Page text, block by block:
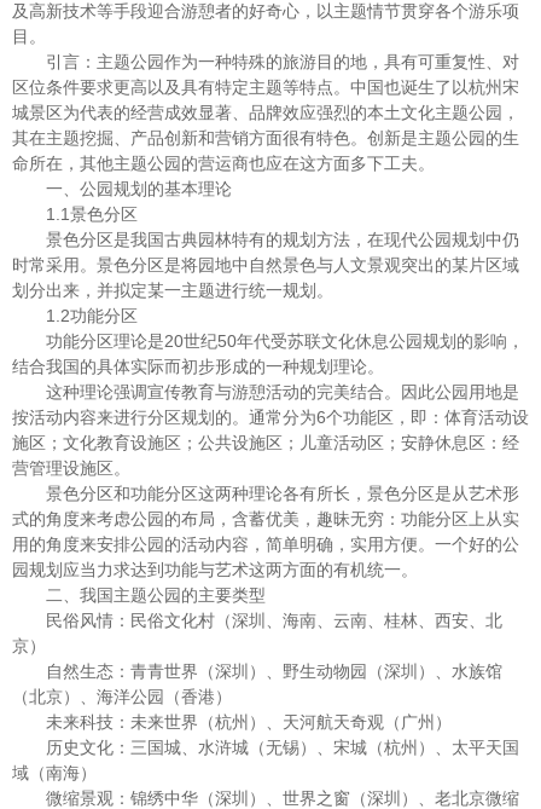
及高新技术等手段迎合游憩者的好奇心，以主题情节贯穿各个游乐项
目。
引言：主题公园作为一种特殊的旅游目的地，具有可重复性、对
区位条件要求更高以及具有特定主题等特点。中国也诞生了以杭州宋
城景区为代表的经营成效显著、品牌效应强烈的本土文化主题公园，
其在主题挖掘、产品创新和营销方面很有特色。创新是主题公园的生
命所在，其他主题公园的营运商也应在这方面多下工夫。
一、公园规划的基本理论
1.1景色分区
景色分区是我国古典园林特有的规划方法，在现代公园规划中仍
时常采用。景色分区是将园地中自然景色与人文景观突出的某片区域
划分出来，并拟定某一主题进行统一规划。
1.2功能分区
功能分区理论是20世纪50年代受苏联文化休息公园规划的影响，
结合我国的具体实际而初步形成的一种规划理论。
这种理论强调宣传教育与游憩活动的完美结合。因此公园用地是
按活动内容来进行分区规划的。通常分为6个功能区，即：体育活动设
施区；文化教育设施区；公共设施区；儿童活动区；安静休息区：经
营管理设施区。
景色分区和功能分区这两种理论各有所长，景色分区是从艺术形
式的角度来考虑公园的布局，含蓄优美，趣昧无穷：功能分区上从实
用的角度来安排公园的活动内容，简单明确，实用方便。一个好的公
园规划应当力求达到功能与艺术这两方面的有机统一。
二、我国主题公园的主要类型
民俗风情：民俗文化村（深圳、海南、云南、桂林、西安、北
京）
自然生态：青青世界（深圳）、野生动物园（深圳）、水族馆
（北京）、海洋公园（香港）
未来科技：未来世界（杭州）、天河航天奇观（广州）
历史文化：三国城、水浒城（无锡）、宋城（杭州）、太平天国
域（南海）
微缩景观：锦绣中华（深圳）、世界之窗（深圳）、老北京微缩